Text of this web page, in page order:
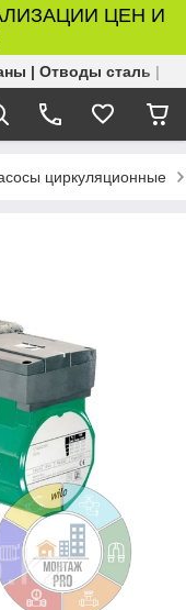
ЦЕН И
| Отводы сталь |
циркуляционные